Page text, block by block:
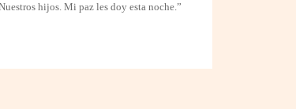
hijos. Mi paz les doy esta noche.”